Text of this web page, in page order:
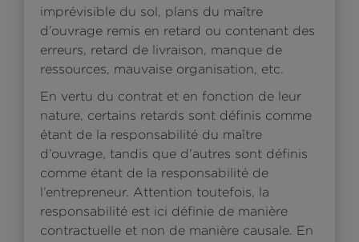
imprévisible du sol, plans du maître
d’ouvrage remis en retard ou contenant des
erreurs, retard de livraison, manque de
ressources, mauvaise organisation, etc.
En vertu du contrat et en fonction de leur
nature, certains retards sont définis comme
étant de la responsabilité du maître
d’ouvrage, tandis que d’autres sont définis
comme étant de la responsabilité de
l’entrepreneur. Attention toutefois, la
responsabilité est ici définie de manière
contractuelle et non de manière causale. En